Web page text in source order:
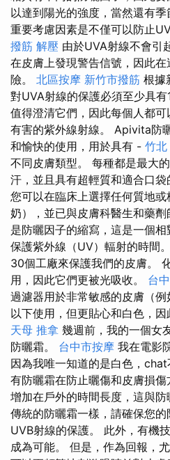
以達到陽光的強度，當然還有
重要考慮因素是不僅可以防止
撥筋 解壓 由於UVA射線不會引
在皮膚上發現警告信號，因此
險。 北區按摩 新竹市撥筋 根據
對UVA射線的保護必須至少具有
值得澄清它們，因此每個人都
有害的紫外線射線。 Apivita防
和愉快的使用，用於具有 - 竹
不同皮膚類型。 每種都是最大
汗，並且具有超輕質和適合口袋
您可以在臨床上選擇任何質地
奶），並已與皮膚科醫生和藥
是防曬因子的縮寫，這是一個
保護紫外線（UV）輻射的時間。
30個工廠來保護我們的皮膚。
用，因此它們更被光吸收。 台
過濾器用於非常敏感的皮膚（
以下使用，但更貼心和白色，因
天母 推拿 幾週前，我的一個女
防曬霜。 台中市按摩 我在電影
因為我唯一知道的是白色，
有防曬霜在防止曬傷和皮膚損
增加在戶外的時間長度，這與
傳統的防曬霜一樣，請確保您
UVB射線的保護。 此外，有機
成為可能。 但是，作為回報，